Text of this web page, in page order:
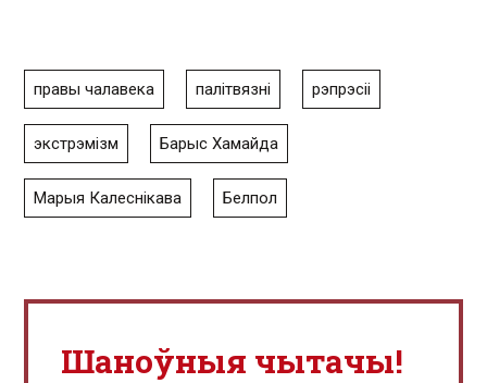
правы чалавека палітвязні рэпрэсіі
экстрэмізм Барыс Хамайда
Марыя Калеснікава Белпол
Шаноўныя чытачы!